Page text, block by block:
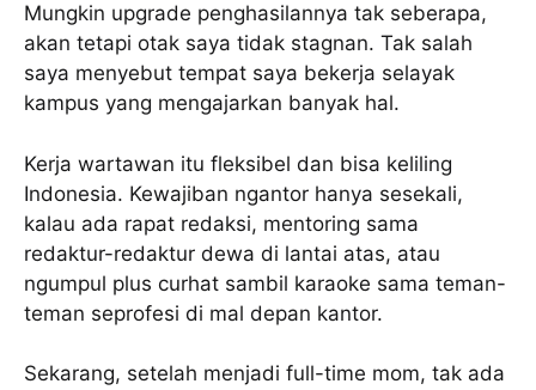
Mungkin upgrade penghasilannya tak seberapa,
akan tetapi otak saya tidak stagnan. Tak salah
saya menyebut tempat saya bekerja selayak
kampus yang mengajarkan banyak hal.
Kerja wartawan itu fleksibel dan bisa keliling
Indonesia. Kewajiban ngantor hanya sesekali,
kalau ada rapat redaksi, mentoring sama
redaktur-redaktur dewa di lantai atas, atau
ngumpul plus curhat sambil karaoke sama teman-
teman seprofesi di mal depan kantor.
Sekarang, setelah menjadi full-time mom, tak ada